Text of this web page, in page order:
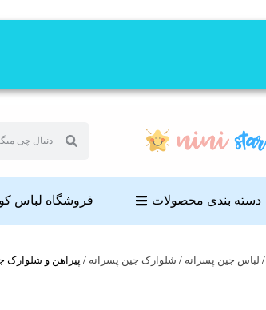
دسته بندی محصولات فروشگاه لباس
/ لباس جین پسرانه / شلوارک جین پسرانه / پیراهن و شلوارک جین